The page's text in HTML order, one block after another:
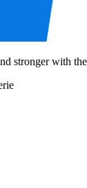
stronger with